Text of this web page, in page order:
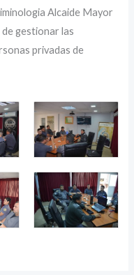
Alcaide Mayor
gestionar las
privadas de